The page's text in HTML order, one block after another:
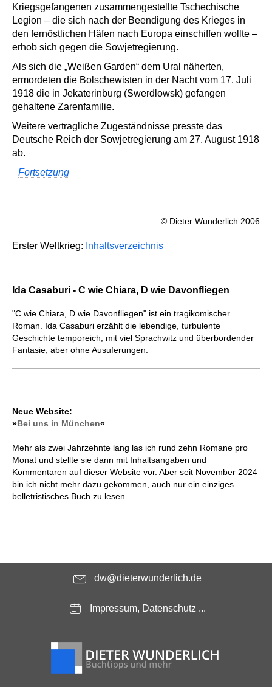
Kriegsgefangenen zusammengestellte Tschechische
Legion – die sich nach der Beendigung des Krieges in
den fernöstlichen Häfen nach Europa einschiffen wollte –
erhob sich gegen die Sowjetregierung.
Als sich die „Weißen Garden“ dem Ural näherten,
ermordeten die Bolschewisten in der Nacht vom 17. Juli
1918 die in Jekaterinburg (Swerdlowsk) gefangen
gehaltene Zarenfamilie.
Weitere vertragliche Zugeständnisse presste das
Deutsche Reich der Sowjetregierung am 27. August 1918
ab.
Fortsetzung
© Dieter Wunderlich 2006
Erster Weltkrieg: Inhaltsverzeichnis
Ida Casaburi - C wie Chiara, D wie Davonfliegen
"C wie Chiara, D wie Davonfliegen" ist ein tragikomischer
Roman. Ida Casaburi erzählt die lebendige, turbulente
Geschichte temporeich, mit viel Sprachwitz und überbordender
Fantasie, aber ohne Ausuferungen.
Neue Website:
»Bei uns in München«
Mehr als zwei Jahrzehnte lang las ich rund zehn Romane pro
Monat und stellte sie dann mit Inhaltsangaben und
Kommentaren auf dieser Website vor. Aber seit November 2024
bin ich nicht mehr dazu gekommen, auch nur ein einziges
belletristisches Buch zu lesen.
dw@dieterwunderlich.de
Impressum, Datenschutz ...